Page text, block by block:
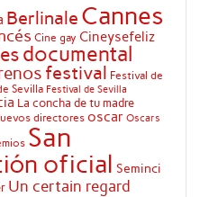
Berlinale Cannes
Cine gay Cineysefeliz
documental
festival Festival de
Sevilla Festival de Sevilla
La concha de tu madre
directores oscar Oscars
San
oficial Seminci
Un certain regard